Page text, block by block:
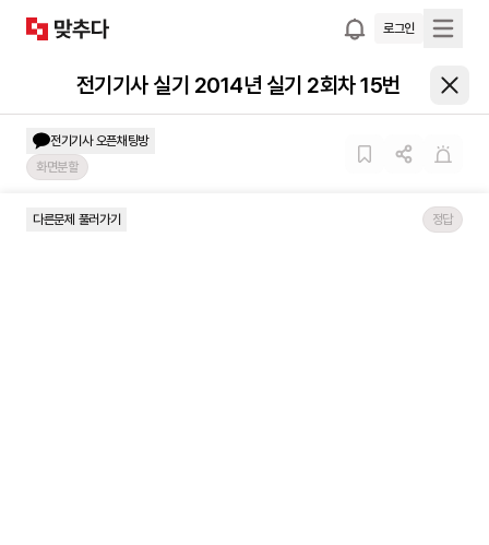
로그인
전기기사 실기 2014년 실기 2회차 15번
전기기사오픈채팅방
화면분할
다른문제 풀러가기 정답